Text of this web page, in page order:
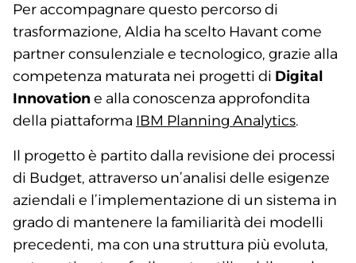
Per accompagnare questo percorso di
trasformazione, Aldia ha scelto Havant come
partner consulenziale e tecnologico, grazie alla
competenza maturata nei progetti di Digital
Innovation e alla conoscenza approfondita
della piattaforma IBM Planning Analytics.
Il progetto è partito dalla revisione dei processi
di Budget, attraverso un’analisi delle esigenze
aziendali e l’implementazione di un sistema in
grado di mantenere la familiarità dei modelli
precedenti, ma con una struttura più evoluta,